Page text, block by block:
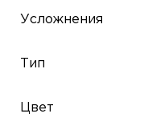
Усложнения
Тип
Цвет